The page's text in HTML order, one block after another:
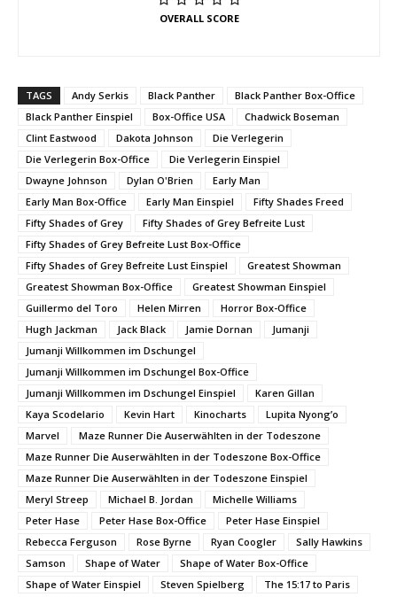
OVERALL SCORE
TAGS Andy Serkis Black Panther
Black Panther Box-Office
Black Panther Einspiel
Box-Office USA
Chadwick Boseman
Clint Eastwood
Dakota Johnson
Die Verlegerin
Die Verlegerin Box-Office
Die Verlegerin Einspiel
Dwayne Johnson
Dylan O'Brien
Early Man
Early Man Box-Office
Early Man Einspiel
Fifty Shades Freed
Fifty Shades of Grey
Fifty Shades of Grey Befreite Lust
Fifty Shades of Grey Befreite Lust Box-Office
Fifty Shades of Grey Befreite Lust Einspiel
Greatest Showman
Greatest Showman Box-Office
Greatest Showman Einspiel
Guillermo del Toro
Helen Mirren
Horror Box-Office
Hugh Jackman
Jack Black Jamie Dornan
Jumanji
Jumanji Willkommen im Dschungel
Jumanji Willkommen im Dschungel Box-Office
Jumanji Willkommen im Dschungel Einspiel
Karen Gillan
Kaya Scodelario
Kevin Hart Kinocharts
Lupita Nyong’o
Marvel
Maze Runner Die Auserwählten in der Todeszone
Maze Runner Die Auserwählten in der Todeszone Box-Office
Maze Runner Die Auserwählten in der Todeszone Einspiel
Meryl Streep
Michael B. Jordan
Michelle Williams
Peter Hase
Peter Hase Box-Office
Peter Hase Einspiel
Rebecca Ferguson
Rose Byrne Ryan Coogler
Sally Hawkins
Samson
Shape of Water
Shape of Water Box-Office
Shape of Water Einspiel
Steven Spielberg
The 15:17 to Paris